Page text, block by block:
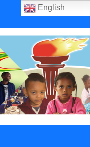
English